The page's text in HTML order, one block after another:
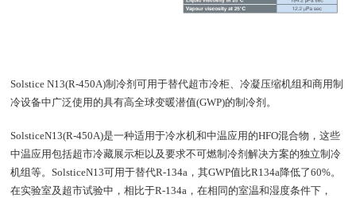
Solstice N13(R-450A)制冷剂可用于替代超市冷柜、冷凝压缩机组和商用制
冷设备中广泛使用的具有高全球变暖潜值(GWP)的制冷剂。
SolsticeN13(R-450A)是一种适用于冷水机和中温应用的HFO混合物，这些
中温应用包括超市冷藏展示柜以及要求不可燃制冷剂解决方案的独立制冷
机组等。SolsticeN13可用于替代R-134a，其GWP值比R134a降低了60%。
在实验室及超市试验中，相比于R-134a，在相同的室温和湿度条件下，